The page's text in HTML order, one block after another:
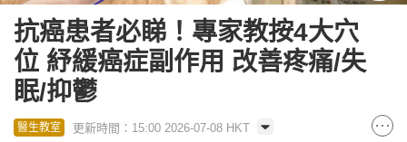
抗癌患者必睇！專家教按4大穴
位 紓緩癌症副作用 改善疼痛/失
眠/抑鬱
醫生教室 更新時間：15:00 2026-07-08 HKT